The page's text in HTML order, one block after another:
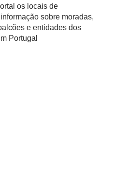
os locais de
sobre moradas,
e entidades dos
Portugal